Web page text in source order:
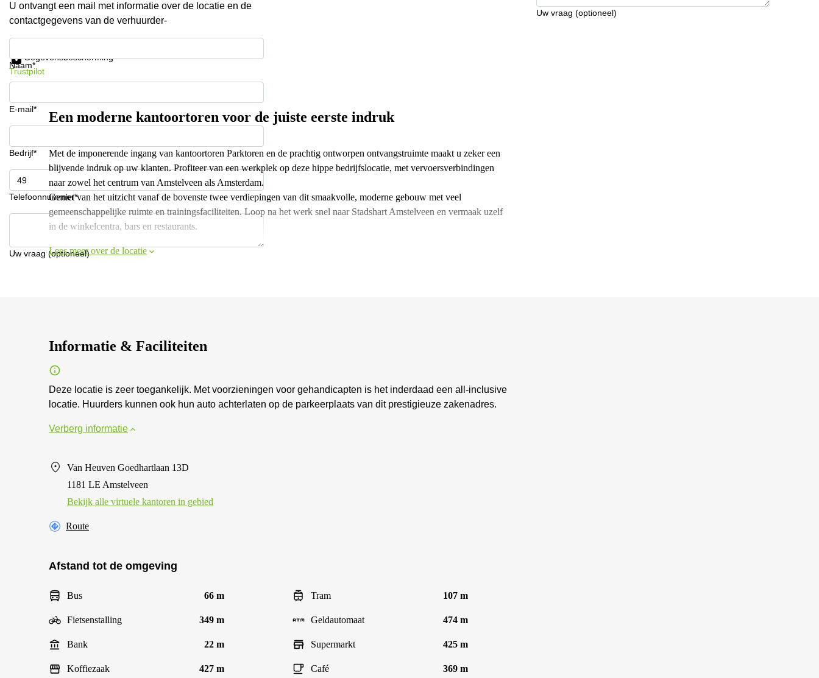
Uw vraag (optioneel)
U ontvangt een mail met informatie over de locatie en de
contactgegevens van de verhuurder-
Naam*
E-mail*
Bedrijf*
Telefoonnummer*
Uw vraag (optioneel)
Gegevensbescherming
Trustpilot
Een moderne kantoortoren voor de juiste eerste indruk
Met de imponerende ingang van kantoortoren Parktoren en de prachtig ontworpen ontvangstruimte maakt u zeker een
blijvende indruk op uw klanten. Profiteer van een werkplek op deze hippe bedrijfslocatie, met vervoersverbindingen
naar zowel het centrum van Amstelveen als Amsterdam.
Geniet van het uitzicht vanaf de bovenste twee verdiepingen van dit smaakvolle, moderne gebouw met veel
gemeenschappelijke ruimte en trainingsfaciliteiten. Loop na het werk snel naar Stadshart Amstelveen en vermaak uzelf
in de winkelcentra, bars en restaurants.
Lees meer over de locatie
Informatie & Faciliteiten
Deze locatie is zeer toegankelijk. Met voorzieningen voor gehandicapten is het inderdaad een all-inclusive
locatie. Huurders kunnen ook hun auto achterlaten op de parkeerplaats van dit prestigieuze zakenadres.
Verberg informatie
Van Heuven Goedhartlaan 13D
1181 LE Amstelveen
Bekijk alle virtuele kantoren in gebied
Route
Afstand tot de omgeving
Bus 66 m Tram 107 m
Fietsenstalling 349 m Geldautomaat 474 m
Bank 22 m Supermarkt 425 m
Koffiezaak 427 m Café 369 m